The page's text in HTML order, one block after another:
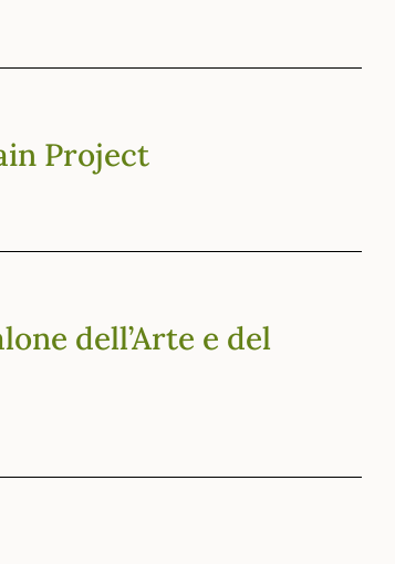
Project
dell’Arte e del